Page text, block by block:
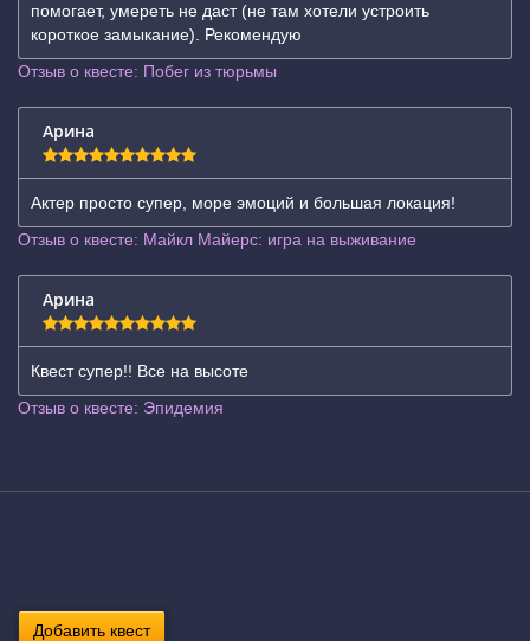
помогает, умереть не даст (не там хотели устроить
короткое замыкание). Рекомендую
Отзыв о квесте: Побег из тюрьмы
Арина
Актер просто супер, море эмоций и большая локация!
Отзыв о квесте: Майкл Майерс: игра на выживание
Арина
Квест супер!! Все на высоте
Отзыв о квесте: Эпидемия
Добавить квест